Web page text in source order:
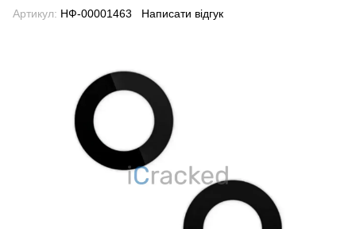
Артикул: НФ-00001463 Написати відгук